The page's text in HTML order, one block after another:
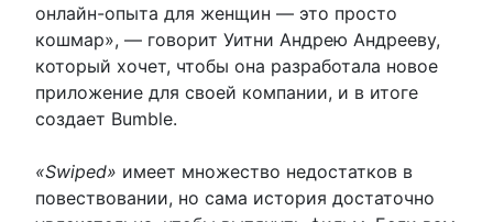
онлайн-опыта для женщин — это просто
кошмар», — говорит Уитни Андрею Андрееву,
который хочет, чтобы она разработала новое
приложение для своей компании, и в итоге
создает Bumble.
«Swiped» имеет множество недостатков в
повествовании, но сама история достаточно